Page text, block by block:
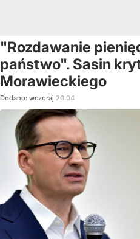
"Rozdawanie
państwo". Sasin
Morawieckiego
Dodano: wczoraj 20:04